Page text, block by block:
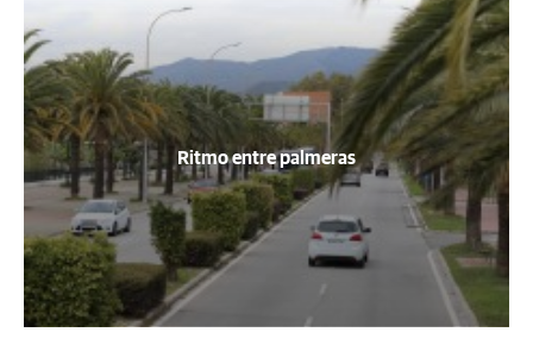
Ritmo entre palmeras